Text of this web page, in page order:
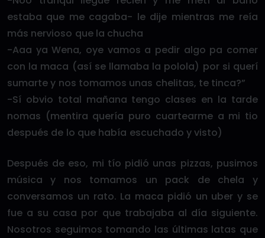
estaba que me cagaba- le dije mientras me reía
más nervioso que la chucha
-Aaa ya Wena, oye vamos a pedir algo pa comer
con la maca (así se llamaba la polola) por si querí
sumarte y nos tomamos unas chelitas, te tinca?”
-Sí obvio total mañana tengo clases en la tarde
nomas (mentira quería puro cuartearme a mi tio
después de lo que había escuchado y visto)
Después de eso, mi tío pidió unas pizzas, pusimos
música y nos tomamos un pack de chela y
conversamos un rato. La maca pidió un uber y se
fue a su casa por que trabajaba al día siguiente.
Nosotros seguimos tomando las últimas latas que